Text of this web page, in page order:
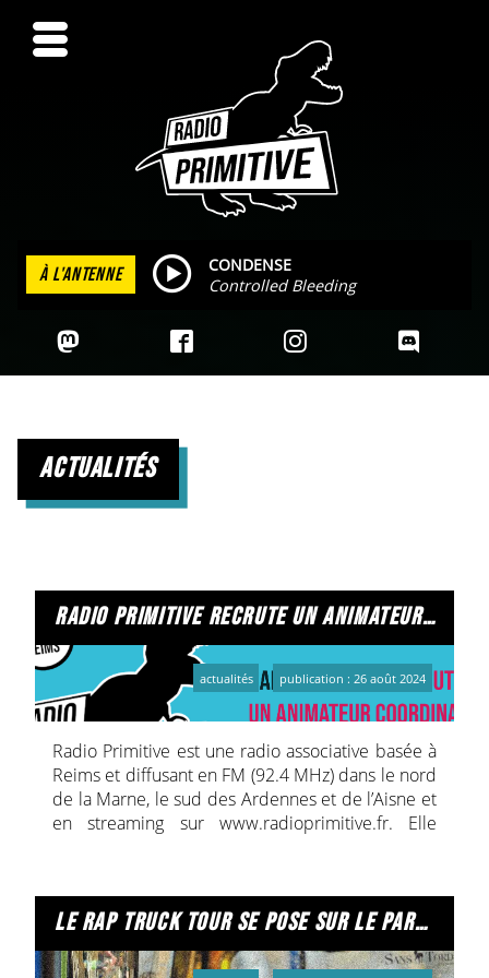
À L'ANTENNE
CONDENSE
Controlled Bleeding
actualités
radio primitive recrute un animateur coordinateur / animatrice coordinatrice d'education aux médias et à l'information.
actualités publication : 26 août 2024
Radio Primitive est une radio associative basée à
Reims et diffusant en FM (92.4 MHz) dans le nord
de la Marne, le sud des Ardennes et de l’Aisne et
en streaming sur www.radioprimitive.fr. Elle
de l’expression radiophonique et l’éducation aux
médias et à l’information. L’équipe se compose
Missions :
le rap truck tour se pose sur le parking de radio primitive !